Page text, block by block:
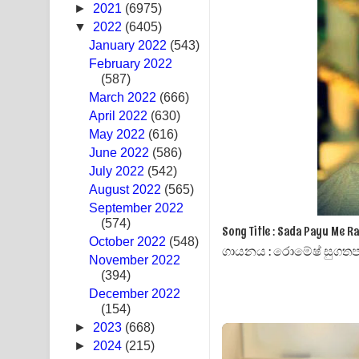
Hoda sihiyen Song Lyrics - හොද සිහියෙන් ගීතයේ
Awanken Song Lyrics - අවංකෙන් ගීතයේ පද පෙළ
Pa Sina Song Lyrics - පෑ සිනා ගීතයේ පද පෙළ
Pemwanthiye Song Lyrics - පෙම්වන්තියේ ගීතයේ පද
Manobhawa Song Lyrics - මනෝභව ගීතයේ පද පෙළ
Akahe Indala Song Lyrics - ආකාහේ ඉඳලා ගීතයේ
Raawaya Song Lyrics - රාවය ගීතයේ පද පෙළ
Saddeta Denna Song Lyrics - සද්දෙට දෙන්න ගීතයේ
Kaalaya Song Lyrics - කාලය ගීතයේ පද පෙළ
Aramuna Song Lyrics - අරමුණ ගීතයේ පද පෙළ
Sandata Duka Hithila Song Lyrics - සඳට දුක
► 2021 (6975)
▼ 2022 (6405)
January 2022 (543)
February 2022
(587)
March 2022 (666)
April 2022 (630)
May 2022 (616)
June 2022 (586)
July 2022 (542)
August 2022 (565)
September 2022
(574)
October 2022 (548)
November 2022
(394)
December 2022
(154)
► 2023 (668)
► 2024 (215)
Song Title : Sada Payu Me
ගායනය : රොමේෂ්